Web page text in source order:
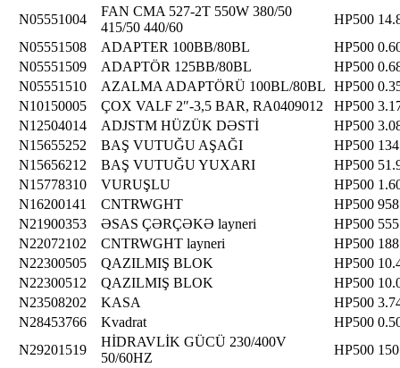
N05551004
FAN CMA 527-2T 550W 380/50
415/50 440/60
HP500
N05551508
ADAPTER 100BB/80BL HP500
N05551509
ADAPTÖR 125BB/80BL HP500
N05551510
AZALMA ADAPTÖRÜ 100BL/80BL HP500
N10150005
ÇOX VALF 2″-3,5 BAR, RA0409012 HP500
N12504014
ADJSTM HÜZÜK DƏSTİ HP500
N15655252
BAŞ VUTUĞU AŞAĞI HP500
N15656212
BAŞ VUTUĞU YUXARI HP500
N15778310
VURUŞLU HP500
N16200141
CNTRWGHT HP500
N21900353
ƏSAS ÇƏRÇƏKƏ layneri HP500
N22072102
CNTRWGHT layneri HP500
N22300505
QAZILMIŞ BLOK HP500
N22300512
QAZILMIŞ BLOK HP500
N23508202
KASA HP500
N28453766
Kvadrat HP500
N29201519
HİDRAVLİK GÜCÜ 230/400V
50/60HZ
HP500